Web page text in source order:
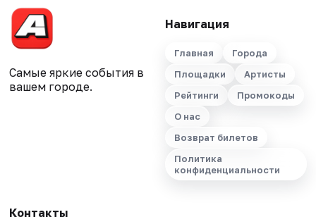
Самые яркие события в
вашем городе.
Навигация
Главная
Города
Площадки
Артисты
Рейтинги
Промокоды
О нас
Возврат билетов
Политика
конфиденциальности
Контакты